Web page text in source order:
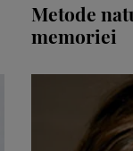
Metode
memoriei